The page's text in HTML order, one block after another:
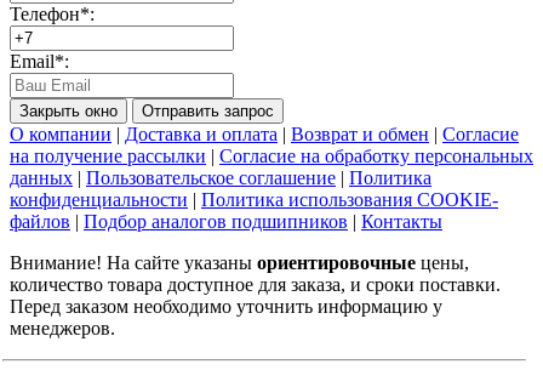
Телефон*:
Email*:
Закрыть окно Отправить запрос
О компании | Доставка и оплата | Возврат и обмен | Согласие
на получение рассылки | Согласие на обработку персональных
данных | Пользовательское соглашение | Политика
конфиденциальности | Политика использования COOKIE-
файлов | Подбор аналогов подшипников | Контакты
Внимание! На сайте указаны ориентировочные цены,
количество товара доступное для заказа, и сроки поставки.
Перед заказом необходимо уточнить информацию у
менеджеров.